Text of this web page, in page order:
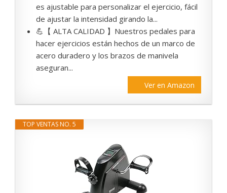
es ajustable para personalizar el ejercicio, fácil
de ajustar la intensidad girando la...
💪【 ALTA CALIDAD 】Nuestros pedales para
hacer ejercicios están hechos de un marco de
acero duradero y los brazos de manivela
aseguran...
Ver en Amazon
TOP VENTAS NO. 5